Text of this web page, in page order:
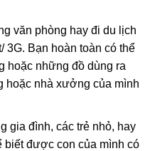
văn phòng hay đi du lịch
3G. Bạn hoàn toàn có thể
hoặc những đồ dùng ra
hoặc nhà xưởng của mình
gia đình, các trẻ nhỏ, hay
được con của mình có